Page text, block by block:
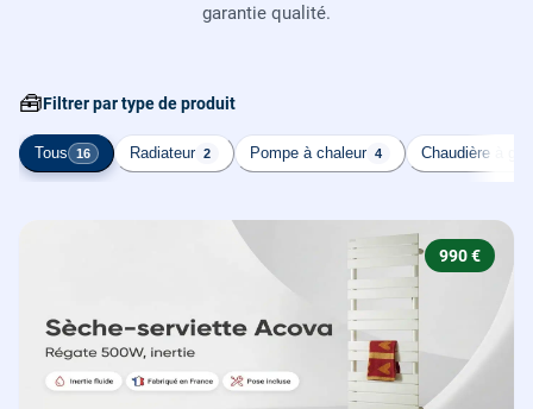
garantie qualité.
🧰Filtrer par type de produit
Tous 16 Radiateur 2 Pompe à chaleur 4 Chaudière à gaz
990 €